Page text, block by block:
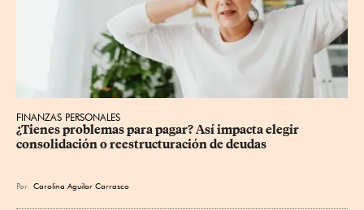
FINANZAS PERSONALES
¿Tienes problemas para pagar? Así impacta elegir
consolidación o reestructuración de deudas
Por Carolina Aguilar Carrasco